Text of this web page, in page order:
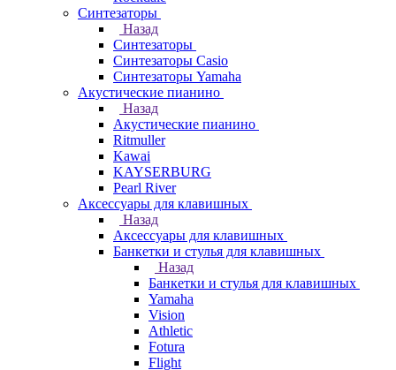
Синтезаторы
Назад
Синтезаторы
Синтезаторы Casio
Синтезаторы Yamaha
Акустические пианино
Назад
Акустические пианино
Ritmuller
Kawai
KAYSERBURG
Pearl River
Аксессуары для клавишных
Назад
Аксессуары для клавишных
Банкетки и стулья для клавишных
Назад
Банкетки и стулья для клавишных
Yamaha
Vision
Athletic
Fotura
Flight